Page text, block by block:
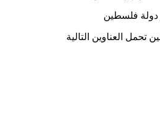
دولة فلسطين
العناوين التالية